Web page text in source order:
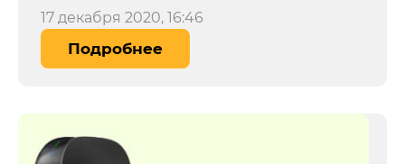
17 декабря 2020, 16:46
Подробнее